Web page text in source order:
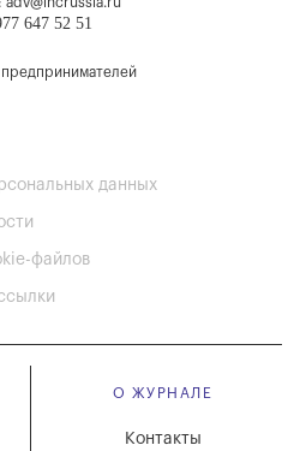
647 52 51
данных
файлов
О ЖУРНАЛЕ
Контакты